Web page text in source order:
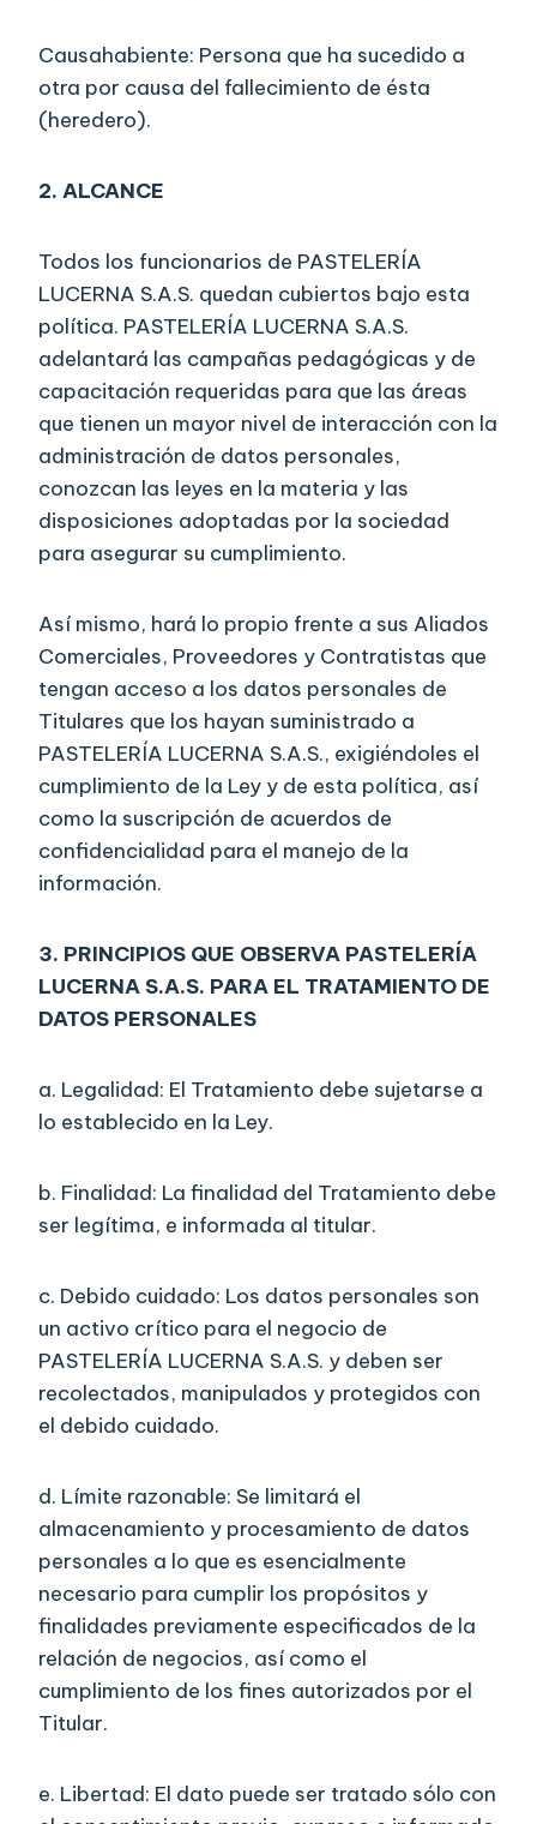
Causahabiente: Persona que ha sucedido a
otra por causa del fallecimiento de ésta
(heredero).
2. ALCANCE
Todos los funcionarios de PASTELERÍA
LUCERNA S.A.S. quedan cubiertos bajo esta
política. PASTELERÍA LUCERNA S.A.S.
adelantará las campañas pedagógicas y de
capacitación requeridas para que las áreas
que tienen un mayor nivel de interacción con la
administración de datos personales,
conozcan las leyes en la materia y las
disposiciones adoptadas por la sociedad
para asegurar su cumplimiento.
Así mismo, hará lo propio frente a sus Aliados
Comerciales, Proveedores y Contratistas que
tengan acceso a los datos personales de
Titulares que los hayan suministrado a
PASTELERÍA LUCERNA S.A.S., exigiéndoles el
cumplimiento de la Ley y de esta política, así
como la suscripción de acuerdos de
confidencialidad para el manejo de la
información.
3. PRINCIPIOS QUE OBSERVA PASTELERÍA
LUCERNA S.A.S. PARA EL TRATAMIENTO DE
DATOS PERSONALES
a. Legalidad: El Tratamiento debe sujetarse a
lo establecido en la Ley.
b. Finalidad: La finalidad del Tratamiento debe
ser legítima, e informada al titular.
c. Debido cuidado: Los datos personales son
un activo crítico para el negocio de
PASTELERÍA LUCERNA S.A.S. y deben ser
recolectados, manipulados y protegidos con
el debido cuidado.
d. Límite razonable: Se limitará el
almacenamiento y procesamiento de datos
personales a lo que es esencialmente
necesario para cumplir los propósitos y
finalidades previamente especificados de la
relación de negocios, así como el
cumplimiento de los fines autorizados por el
Titular.
e. Libertad: El dato puede ser tratado sólo con